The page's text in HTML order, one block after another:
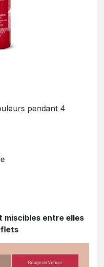
pendant 4
miscibles entre elles